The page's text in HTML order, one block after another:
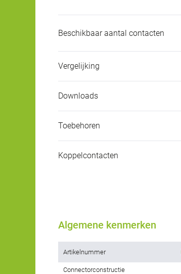
Beschikbaar aantal contacten
Vergelijking
Downloads
Toebehoren
Koppelcontacten
Algemene kenmerken
Artikelnummer
Connectorconstructie